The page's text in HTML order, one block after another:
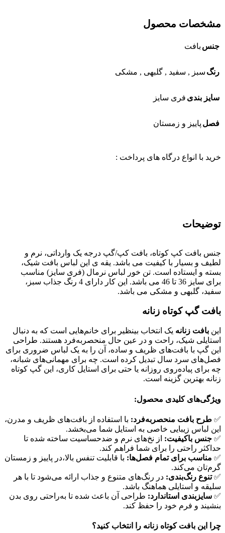
مشخصات محصول
جنس بافت
رنگ سبز , سفید , گلبهی , مشکی
سایز بندی فری سایز
فصل پاییز و زمستان
خرید با انواع درگاه های پرداخت :
توضیحات
جنس بافت کپ کوتاه، بافت کپ/گپ درجه یک وارداتی، نرم و
لطیف و بسیار با کیفیت می باشد. یقه ی این لباس بافت شیک،
بسته و ایستاده است. تن خور لباس نرمال (فری سایز) مناسب
برای سایز 36 تا 46 می باشد. این کار دارای 4 رنگ جذاب سبز،
سفید، گلبهی و مشکی می باشد.
بافت گپ کوتاه زنانه
این بافت زنانه یک انتخاب بینظیر برای خانم‌هایی است که به دنبال
استایلی شیک، راحت و در عین حال منحصربه‌فرد هستند. طراحی
این گپ با بافت‌های ظریف و ساده، آن را به یک لباس ضروری برای
فصل‌های سرد سال تبدیل کرده است. چه برای مهمانی‌های شبانه،
چه برای پیاده‌روی روزانه یا حتی برای استایل کاری، این گپ کوتاه
زنانه بهترین گزینه است.
ویژگی‌های کلیدی محصول:
✅ طرح بافت منحصربه‌فرد: با استفاده از بافت‌های ظریف و مدرن،
این لباس زیبایی خاصی به استایل شما می‌بخشد.
✅ جنس باکیفیت: از نخ‌های نرم و ضدحساسیت ساخته شده تا
حداکثر راحتی را برای شما فراهم کند.
✅ مناسب برای تمام فصل‌ها: با قابلیت تنفس بالا،در پاییز و زمستان
گرم‌تان می‌کند.
✅تنوع رنگ‌بندی: در رنگ‌های متنوع و جذاب ارائه می‌شود تا با هر
سلیقه و استایلی هماهنگ باشد.
✅ سایزبندی استاندارد: طراحی آن باعث شده تا به‌راحتی روی بدن
بنشیند و فرم خود را حفظ کند.
چرا این بافت کوتاه زنانه را انتخاب کنید؟